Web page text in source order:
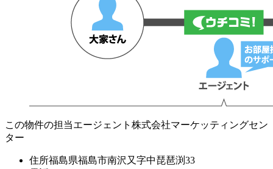
この物件の担当エージェント 株式会社マーケッティングセン
ター
住所福島県福島市南沢又字中琵琶渕33